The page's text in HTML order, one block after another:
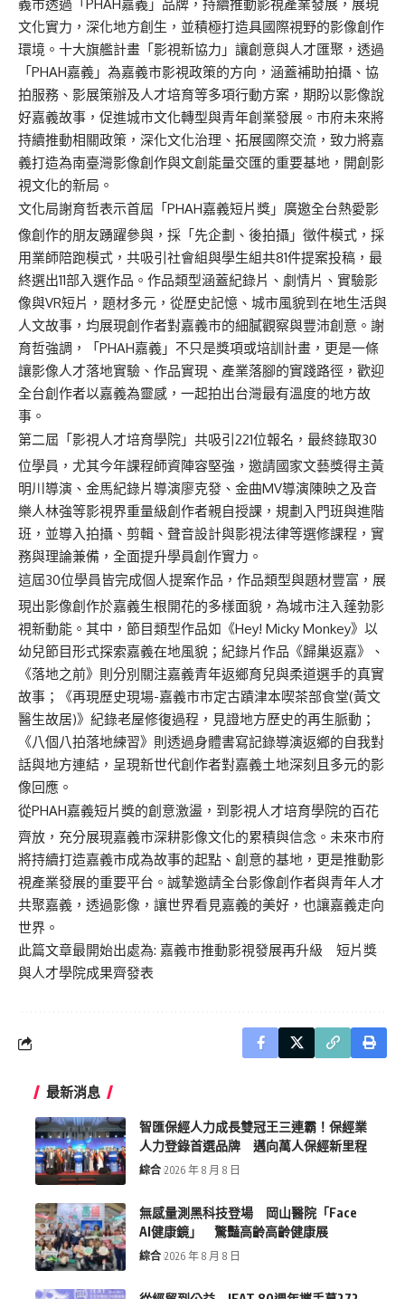
義市透過「PHAH嘉義」品牌，持續推動影視產業發展，展現
文化實力，深化地方創生，並積極打造具國際視野的影像創作
環境。十大旗艦計畫「影視新協力」讓創意與人才匯聚，透過
「PHAH嘉義」為嘉義市影視政策的方向，涵蓋補助拍攝、協
拍服務、影展策辦及人才培育等多項行動方案，期盼以影像說
好嘉義故事，促進城市文化轉型與青年創業發展。市府未來將
持續推動相關政策，深化文化治理、拓展國際交流，致力將嘉
義打造為南臺灣影像創作與文創能量交匯的重要基地，開創影
視文化的新局。
文化局謝育哲表示首屆「PHAH嘉義短片獎」廣邀全台熱愛影
像創作的朋友踴躍參與，採「先企劃、後拍攝」徵件模式，採
用業師陪跑模式，共吸引社會組與學生組共81件提案投稿，最
終選出11部入選作品。作品類型涵蓋紀錄片、劇情片、實驗影
像與VR短片，題材多元，從歷史記憶、城市風貌到在地生活與
人文故事，均展現創作者對嘉義市的細膩觀察與豐沛創意。謝
育哲強調，「PHAH嘉義」不只是獎項或培訓計畫，更是一條
讓影像人才落地實驗、作品實現、產業落腳的實踐路徑，歡迎
全台創作者以嘉義為靈感，一起拍出台灣最有溫度的地方故
事。
第二屆「影視人才培育學院」共吸引221位報名，最終錄取30
位學員，尤其今年課程師資陣容堅強，邀請國家文藝獎得主黃
明川導演、金馬紀錄片導演廖克發、金曲MV導演陳映之及音
樂人林強等影視界重量級創作者親自授課，規劃入門班與進階
班，並導入拍攝、剪輯、聲音設計與影視法律等選修課程，實
務與理論兼備，全面提升學員創作實力。
這屆30位學員皆完成個人提案作品，作品類型與題材豐富，展
現出影像創作於嘉義生根開花的多樣面貌，為城市注入蓬勃影
視新動能。其中，節目類型作品如《Hey! Micky Monkey》以
幼兒節目形式探索嘉義在地風貌；紀錄片作品《歸巢返嘉》、
《落地之前》則分別關注嘉義青年返鄉育兒與柔道選手的真實
故事；《再現歷史現場-嘉義市市定古蹟津本喫茶部食堂(黃文
醫生故居)》紀錄老屋修復過程，見證地方歷史的再生脈動；
《八個八拍落地練習》則透過身體書寫記錄導演返鄉的自我對
話與地方連結，呈現新世代創作者對嘉義土地深刻且多元的影
像回應。
從PHAH嘉義短片獎的創意激盪，到影視人才培育學院的百花
齊放，充分展現嘉義市深耕影像文化的累積與信念。未來市府
將持續打造嘉義市成為故事的起點、創意的基地，更是推動影
視產業發展的重要平台。誠摯邀請全台影像創作者與青年人才
共聚嘉義，透過影像，讓世界看見嘉義的美好，也讓嘉義走向
世界。
此篇文章最開始出處為: 嘉義市推動影視發展再升級 短片獎
與人才學院成果齊發表
最新消息
智匯保經人力成長雙冠王三連霸！保經業
人力登錄首選品牌 邁向萬人保經新里程
綜合 2026 年 8 月 8 日
無感量測黑科技登場 岡山醫院「Face
AI健康鏡」 驚豔高齡高齡健康展
綜合 2026 年 8 月 8 日